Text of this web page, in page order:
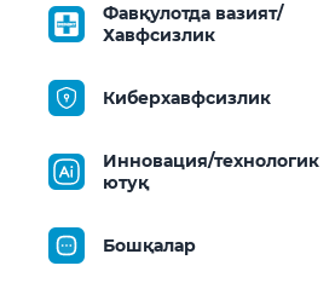
Фавқулотда вазият/
Хавфсизлик
Киберхавфсизлик
Инновация/технологик
ютуқ
Бошқалар